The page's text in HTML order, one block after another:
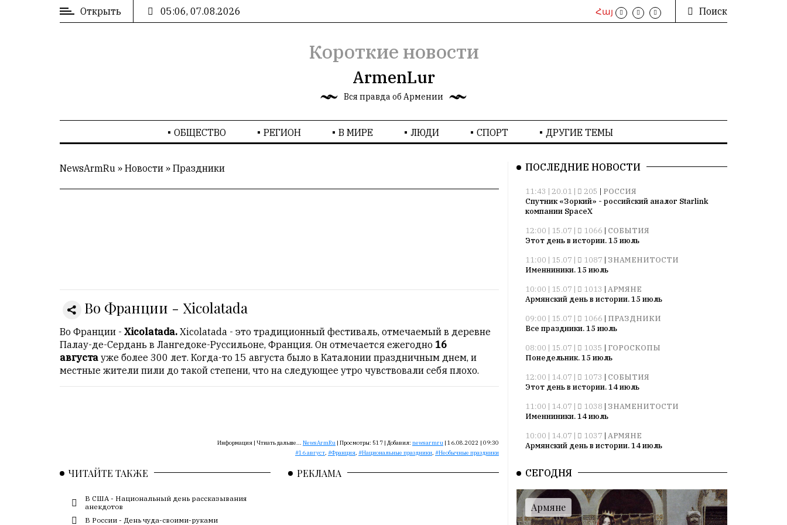
Пользователей:
независимо
Открыть 05:06, 07.08.2026 Հայ Поиск
Короткие новости
ArmenLur
Вся правда об Армении
ОБЩЕСТВО РЕГИОН В МИРЕ ЛЮДИ СПОРТ ДРУГИЕ ТЕМЫ
NewsArmRu » Новости » Праздники
Во Франции - Xicolatada
Во Франции - Xicolatada. Xicolatada - это традиционный фестиваль, отмечаемый в деревне
Палау-де-Сердань в Лангедоке-Руссильоне, Франция. Он отмечается ежегодно 16
августа уже более 300 лет. Когда-то 15 августа было в Каталонии праздничным днем, и
местные жители пили до такой степени, что на следующее утро чувствовали себя плохо.
Информация | Чтиать дальше... NewsArmRu | Просмотры: 517 | Добавил: newsarmru | 16.08.2022 | 09:30
16 август, Франция, Национальные праздники, Необычные праздники
ЧИТАЙТЕ ТАКЖЕ
В США - Национальный день рассказывания
анекдотов
В России - День чуда-своими-руками
РЕКЛАМА
ПОСЛЕДНИЕ НОВОСТИ
11:43 | 20.01 | 205 | РОССИЯ
Спутник «Зоркий» - российский аналог Starlink
компании SpaceX
12:00 | 15.07 |
1066 | СОБЫТИЯ
Этот день в истории. 15 июль
11:00 | 15.07 |
1087 | ЗНАМЕНИТОСТИ
Именниники. 15 июль
10:00 | 15.07 |
1013 | АРМЯНЕ
Армянский день в истории. 15 июль
09:00 | 15.07 |
1066 | ПРАЗДНИКИ
Все праздники. 15 июль
08:00 | 15.07 |
1035 | ГОРОСКОПЫ
Понедельник. 15 июль
12:00 | 14.07 |
1073 | СОБЫТИЯ
Этот день в истории. 14 июль
11:00 | 14.07 |
1038 | ЗНАМЕНИТОСТИ
Именниники. 14 июль
10:00 | 14.07 |
1037 | АРМЯНЕ
Армянский день в истории. 14 июль
Все праздники. 14 июль
08:00 | 14.07 | 1057|ГОРОСКОПЫ
Воскресенье. 14 июль
СЕГОДНЯ
Армяне